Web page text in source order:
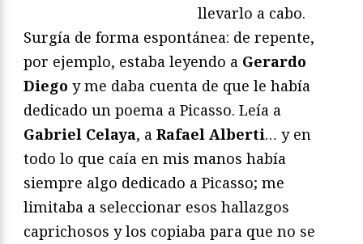
llevarlo a cabo.
Surgía de forma espontánea: de repente,
por ejemplo, estaba leyendo a Gerardo
Diego y me daba cuenta de que le había
dedicado un poema a Picasso. Leía a
Gabriel Celaya, a Rafael Alberti… y en
todo lo que caía en mis manos había
siempre algo dedicado a Picasso; me
limitaba a seleccionar esos hallazgos
caprichosos y los copiaba para que no se